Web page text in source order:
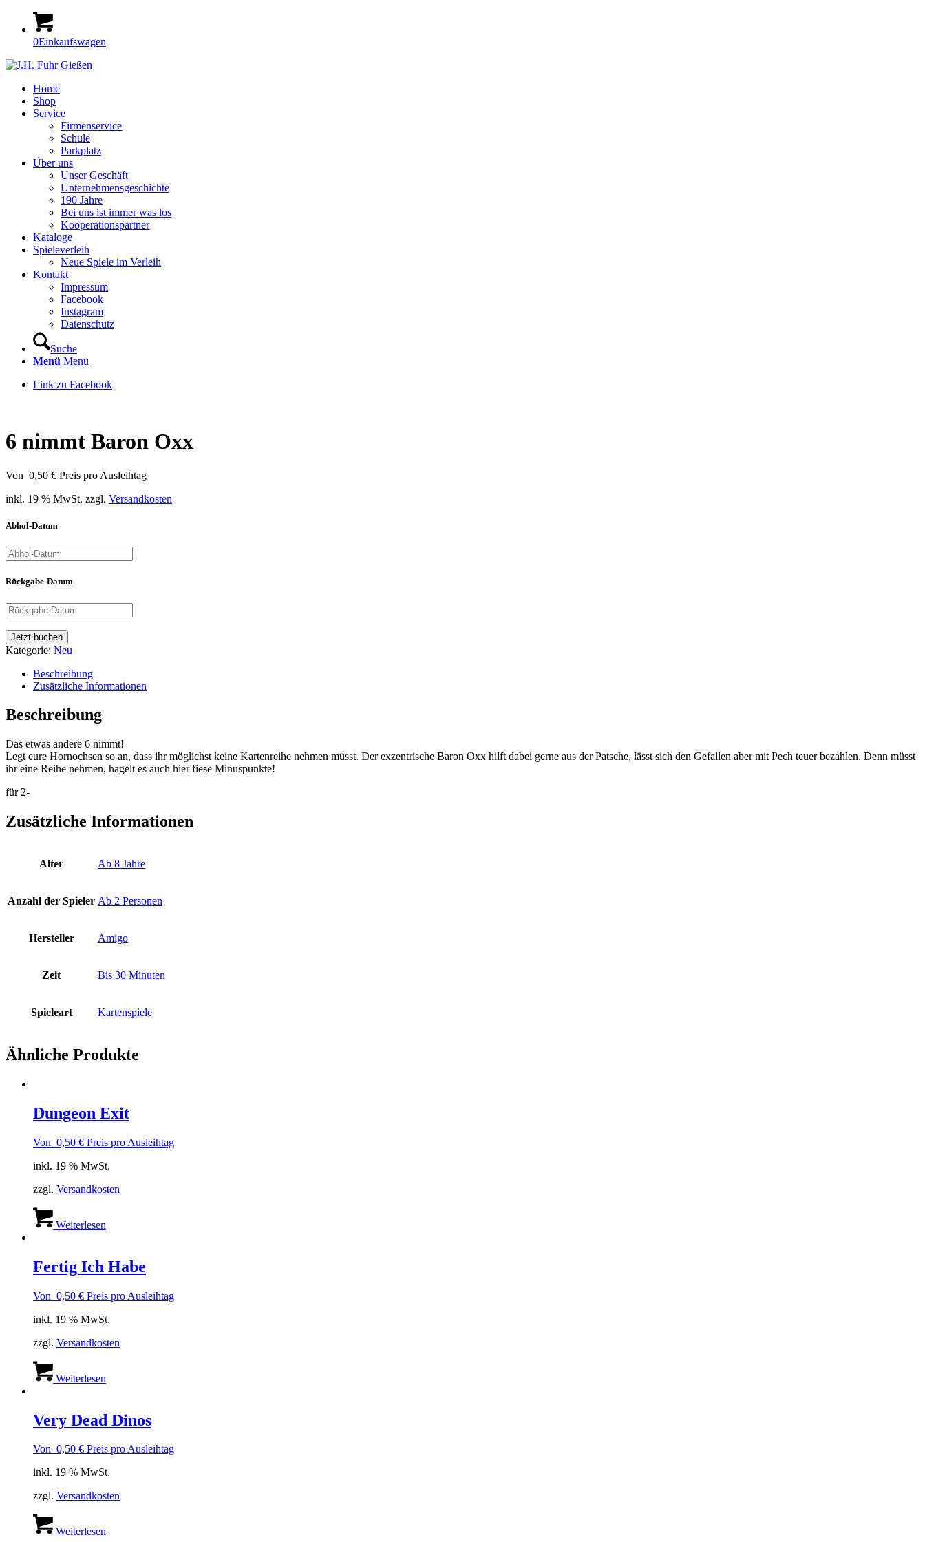
0Einkaufswagen
Home
Shop
Service
Firmenservice
Schule
Parkplatz
Über uns
Unser Geschäft
Unternehmensgeschichte
190 Jahre
Bei uns ist immer was los
Kooperationspartner
Kataloge
Spieleverleih
Neue Spiele im Verleih
Kontakt
Impressum
Facebook
Instagram
Datenschutz
Suche
Menü Menü
Link zu Facebook
6 nimmt Baron Oxx
Von 0,50 € Preis pro Ausleihtag
inkl. 19 % MwSt. zzgl. Versandkosten
Abhol-Datum
Rückgabe-Datum
Jetzt buchen
Kategorie: Neu
Beschreibung
Zusätzliche Informationen
Beschreibung
Das etwas andere 6 nimmt!
Legt eure Hornochsen so an, dass ihr möglichst keine Kartenreihe nehmen müsst. Der exzentrische Baron Oxx hilft dabei gerne aus der Patsche, lässt sich den Gefallen aber mit Pech teuer bezahlen. Denn müsst
ihr eine Reihe nehmen, hagelt es auch hier fiese Minuspunkte!
für 2-
Zusätzliche Informationen
Alter Ab 8 Jahre
Anzahl der Spieler Ab 2 Personen
Hersteller Amigo
Zeit Bis 30 Minuten
Spieleart Kartenspiele
Ähnliche Produkte
Dungeon Exit
Von 0,50 € Preis pro Ausleihtag
inkl. 19 % MwSt.
zzgl. Versandkosten
Weiterlesen
Fertig Ich Habe
Von 0,50 € Preis pro Ausleihtag
inkl. 19 % MwSt.
zzgl. Versandkosten
Weiterlesen
Very Dead Dinos
Von 0,50 € Preis pro Ausleihtag
inkl. 19 % MwSt.
zzgl. Versandkosten
Weiterlesen